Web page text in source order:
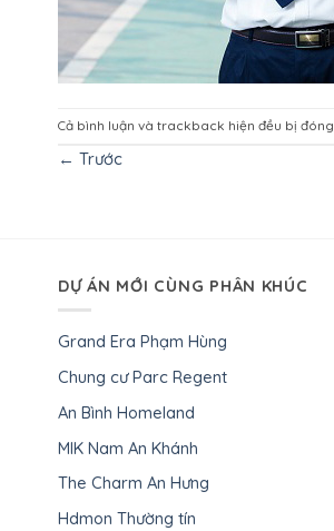
Cả bình luận và trackback hiện đều bị đóng.
← Trước
DỰ ÁN MỚI CÙNG PHÂN KHÚC
Grand Era Phạm Hùng
Chung cư Parc Regent
An Bình Homeland
MIK Nam An Khánh
The Charm An Hưng
Hdmon Thường tín